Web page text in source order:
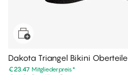
Dakota Triangel Bikini Oberteile
€23.47 Mitgliederpreis*